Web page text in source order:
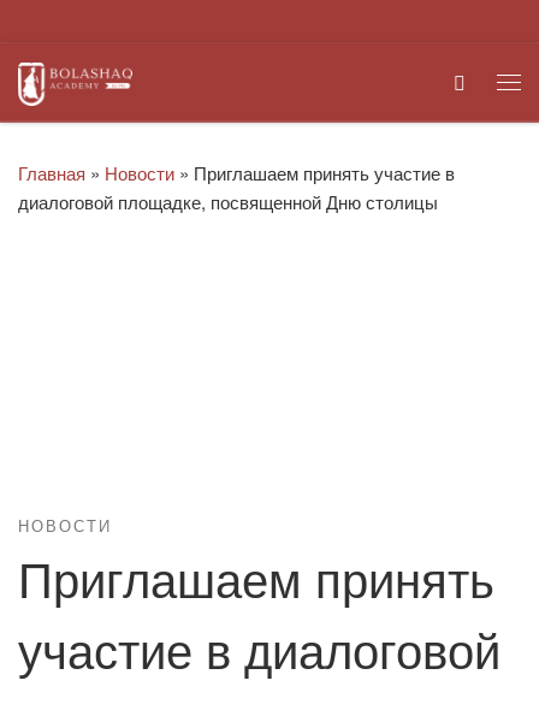
Search
Главная » Новости » Приглашаем принять участие в
диалоговой площадке, посвященной Дню столицы
НОВОСТИ
Приглашаем принять
участие в диалоговой